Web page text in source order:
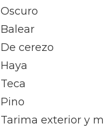
Oscuro
Balear
De cerezo
Haya
Teca
Pino
Tarima exterior y